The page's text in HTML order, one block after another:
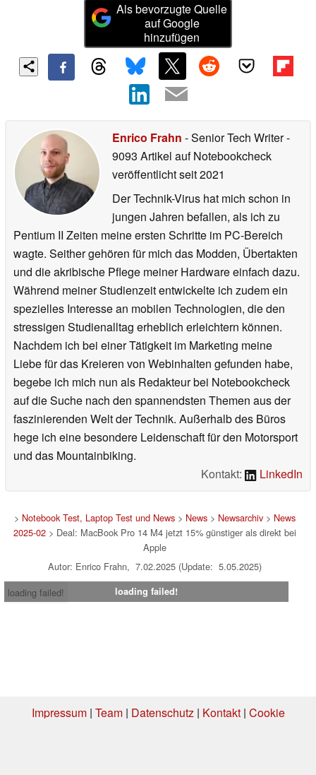
Als bevorzugte Quelle
auf Google
hinzufügen
Enrico Frahn - Senior Tech Writer-
9093 Artikel auf Notebookcheck
veröffentlichtseit 2021
Der Technik-Virus hat mich schon in
jungen Jahren befallen, als ich zu
Pentium II Zeiten meine ersten Schritte im PC-Bereich
wagte. Seither gehören für mich das Modden, Übertakten
und die akribische Pflege meiner Hardware einfach dazu.
Während meiner Studienzeit entwickelte ich zudem ein
spezielles Interesse an mobilen Technologien, die den
stressigen Studienalltag erheblich erleichtern können.
Nachdem ich bei einer Tätigkeit im Marketing meine
Liebe für das Kreieren von Webinhalten gefunden habe,
begebe ich mich nun als Redakteur bei Notebookcheck
auf die Suche nach den spannendsten Themen aus der
faszinierenden Welt der Technik. Außerhalb des Büros
hege ich eine besondere Leidenschaft für den Motorsport
und das Mountainbiking.
Kontakt:
LinkedIn
> Notebook Test, Laptop Test und News> News> Newsarchiv> News
2025-02> Deal: MacBook Pro 14 M4 jetzt 15% günstiger als direkt bei
Apple
Autor: Enrico Frahn, 7.02.2025 (Update: 5.05.2025)
loading failed!
loading failed!
Impressum| Team| Datenschutz| Kontakt| Cookie